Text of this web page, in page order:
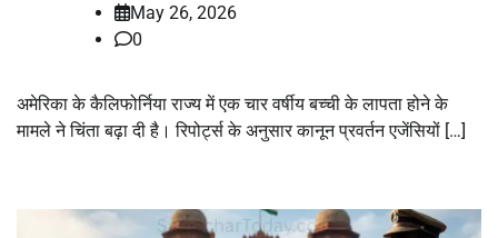
May 26, 2026
0
अमेरिका के कैलिफोर्निया राज्य में एक चार वर्षीय बच्ची के लापता होने के
मामले ने चिंता बढ़ा दी है। रिपोर्ट्स के अनुसार कानून प्रवर्तन एजेंसियों […]